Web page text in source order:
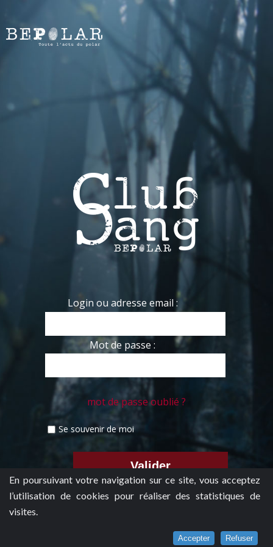
En poursuivant votre navigation sur ce site, vous acceptez
l’utilisation de cookies pour réaliser des statistiques de
visites.
Accepter Refuser
Login ou adresse email :
Mot de passe :
mot de passe oublié ?
Se souvenir de moi